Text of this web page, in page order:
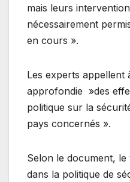
mais leurs
nécessairement
en cours ».
Les experts appellent
approfondie »des
politique sur la
pays concernés ».
Selon le document, le
dans la politique de